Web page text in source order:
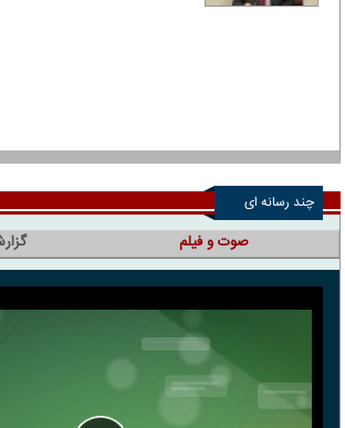
چند رسانه ای
صوت و فیلم